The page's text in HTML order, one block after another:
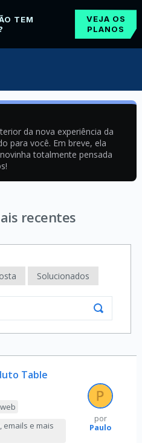
TEM
VEJA OS
PLANOS
da nova experiência da
para você. Em breve, ela
totalmente pensada
recentes
Solucionados
Table
emails e mais
por
Paulo